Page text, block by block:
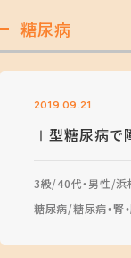
糖尿病
2019.09.21
Ⅰ型糖尿病で
3級 40代・男性 浜
糖尿病 糖尿病・腎